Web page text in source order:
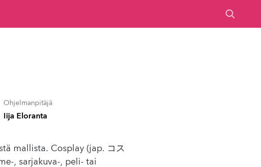
Ohjelmanpitäjä
Iija Eloranta
mallista. Cosplay (jap. コス
, sarjakuva-, peli- tai